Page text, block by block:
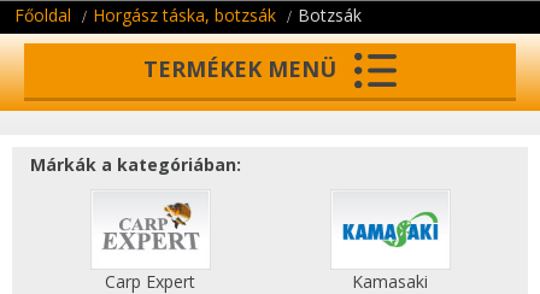
Főoldal Horgász táska, botzsák Botzsák
TERMÉKEK MENÜ
Márkák a kategóriában:
Carp Expert Kamasaki